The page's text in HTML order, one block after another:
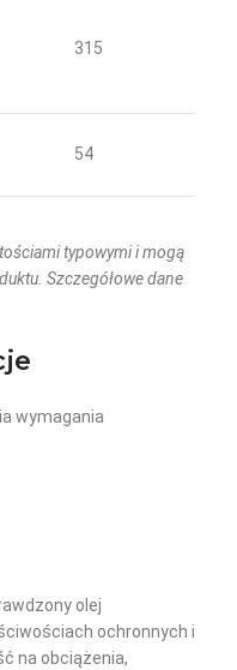
315
54
typowymi i mogą
Szczegółowe dane
wymagania
olej
ochronnych i
na obciążenia,